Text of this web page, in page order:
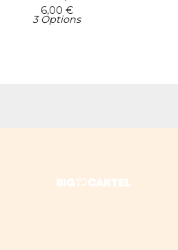
6,00 €
3 Options